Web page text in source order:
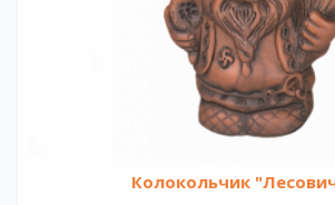
Колокольчик